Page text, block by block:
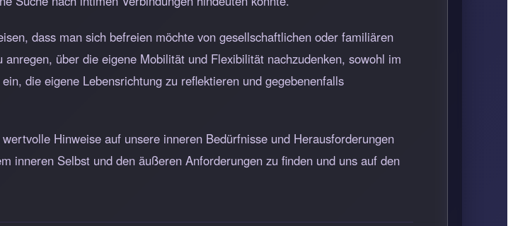
dass man sich befreien möchte von gesellschaftlichen oder familiären
über die eigene Mobilität und Flexibilität nachzudenken, sowohl im
die eigene Lebensrichtung zu reflektieren und gegebenenfalls
Hinweise auf unsere inneren Bedürfnisse und Herausforderungen
inneren Selbst und den äußeren Anforderungen zu finden und uns auf den